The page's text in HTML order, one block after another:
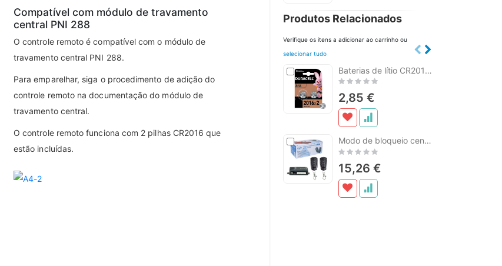
Compatível com módulo de travamento
central PNI 288
O controle remoto é compatível com o módulo de
travamento central PNI 288.
Para emparelhar, siga o procedimento de adição do
controle remoto na documentação do módulo de
travamento central.
O controle remoto funciona com 2 pilhas CR2016 que
estão incluídas.
Produtos Relacionados
Verifique os itens a adicionar ao carrinho ou
selecionar tudo
Baterias de lítio CR2016N especializadas da Duracell, 2 unidades
Rating:
2,85 €
Adicionar
ao
carrinho
Modo de bloqueio central PNI 288 com controle remoto
Rating:
15,26 €
Adicionar
ao
carrinho